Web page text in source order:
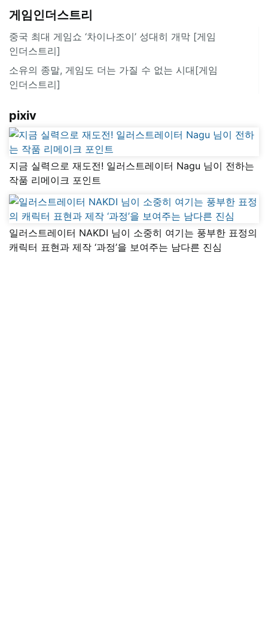
게임인더스트리
중국 최대 게임쇼 ‘차이나조이’ 성대히 개막 [게임
인더스트리]
소유의 종말, 게임도 더는 가질 수 없는 시대[게임
인더스트리]
pixiv
지금 실력으로 재도전! 일러스트레이터 Nagu 님이 전하는
작품 리메이크 포인트
일러스트레이터 NAKDI 님이 소중히 여기는 풍부한 표정의
캐릭터 표현과 제작 ‘과정’을 보여주는 남다른 진심